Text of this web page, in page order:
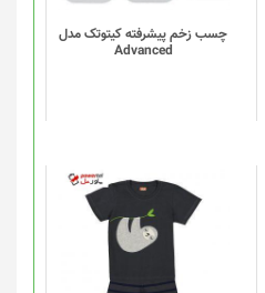
چسب زخم پیشرفته کیتوتک مدل
Advanced